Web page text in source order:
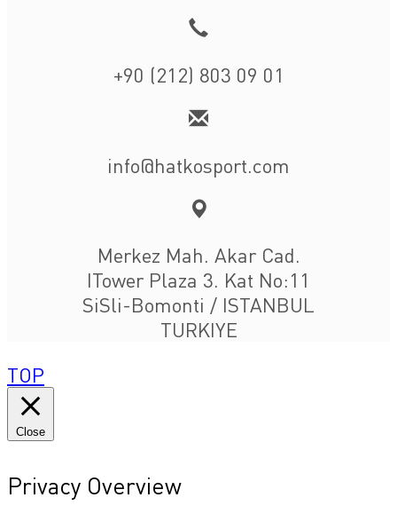
+90 (212) 803 09 01
info@hatkosport.com
Merkez Mah. Akar Cad.
ITower Plaza 3. Kat No:11
SiSli-Bomonti / ISTANBUL
TURKIYE
TOP
Close
Privacy Overview